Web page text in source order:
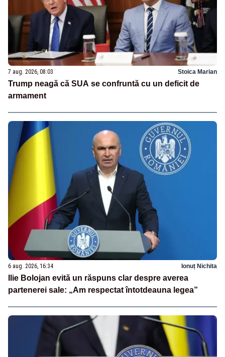
7 aug. 2026, 08:03 Stoica Marian
Trump neagă că SUA se confruntă cu un deficit de
armament
6 aug. 2026, 16:34 Ionuț Nichita
Ilie Bolojan evită un răspuns clar despre averea
partenerei sale: „Am respectat întotdeauna legea”